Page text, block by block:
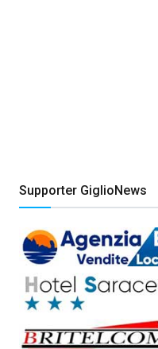
Supporter GiglioNews